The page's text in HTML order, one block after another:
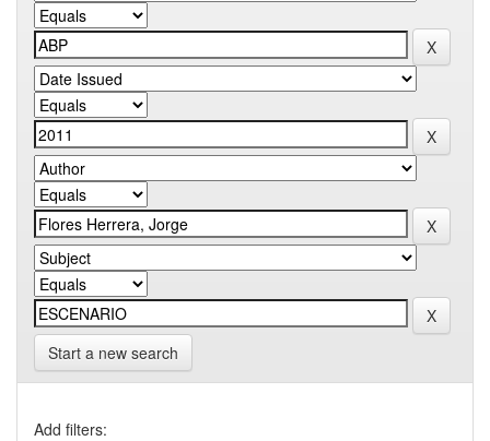
Start a new search
Add filters: